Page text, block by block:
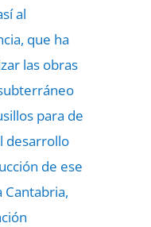
al
que ha
las obras
para de
desarrollo
de ese